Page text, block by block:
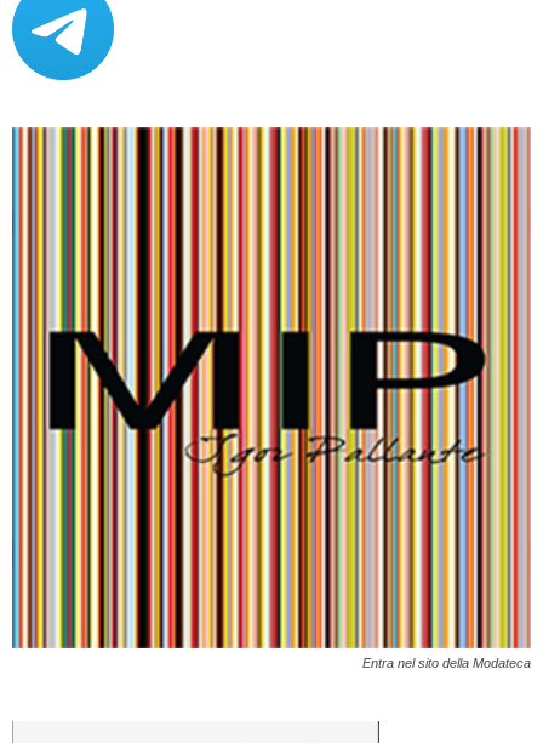
Entra nel sito della Modateca